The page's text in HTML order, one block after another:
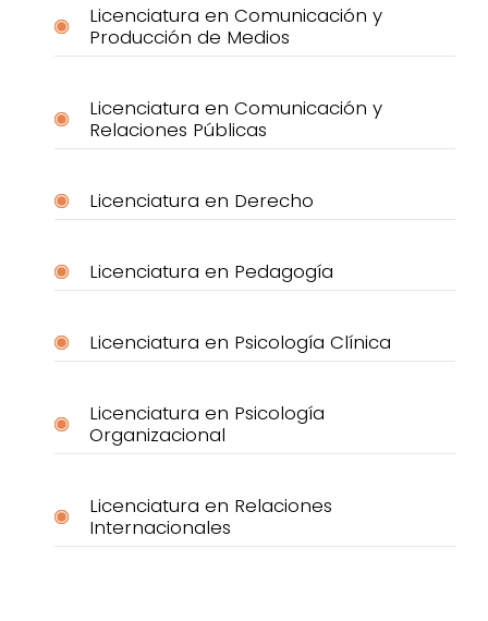
Licenciatura en Comunicación y
Producción de Medios
Licenciatura en Comunicación y
Relaciones Públicas
Licenciatura en Derecho
Licenciatura en Pedagogía
Licenciatura en Psicología Clínica
Licenciatura en Psicología
Organizacional
Licenciatura en Relaciones
Internacionales